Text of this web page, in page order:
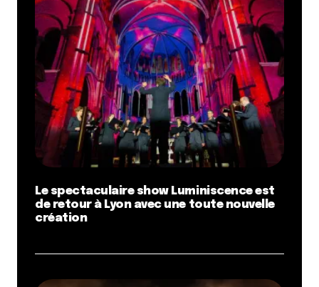
Le spectaculaire show Luminiscence est
de retour à Lyon avec une toute nouvelle
création